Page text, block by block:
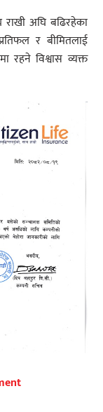
राखी अघि बढिरहेका
र बीमितलाई
रहने विश्वास व्यक्त